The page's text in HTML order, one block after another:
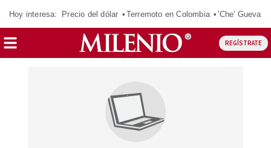
Hoy interesa: Precio del dólar Terremoto en Colombia 'Che' Guevara
REGÍSTRATE